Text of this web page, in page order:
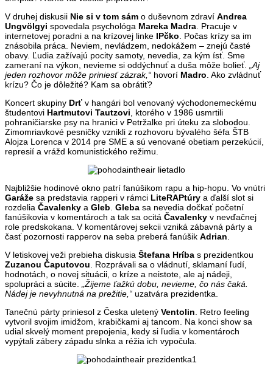
V druhej diskusii Nie si v tom sám o duševnom zdraví Andrea
Ungvölgyi spovedala psychológa Mareka Madra . Pracuje v
internetovej poradni a na krízovej linke IPčko . Počas krízy sa im
znásobila práca. Neviem, nevládzem, nedokážem – znejú časté
obavy. Ľudia zažívajú pocity samoty, nevedia, za kým ísť. Sme
zameraní na výkon, nevieme si oddýchnuť a duša môže bolieť.
„Aj
jeden rozhovor môže priniesť zázrak,“ hovorí Madro . Ako zvládnuť
krízu? Čo je dôležité? Kam sa obrátiť?
Koncert skupiny Drť v hangári bol venovaný východonemeckému
študentovi Hartmutovi Tautzovi , ktorého v 1986 usmrtili
pohraničiarske psy na hranici v Petržalke pri úteku za slobodou.
Zimomriavkové pesničky vznikli z rozhovoru bývalého šéfa ŠTB
Alojza Lorenca v 2014 pre SME a sú venované obetiam perzekúcií,
represií a vrážd komunistického režimu.
Najbližšie hodinové okno patrí fanúšikom rapu a hip-hopu. Vo vnútri
Garáže sa predstavia rapperi v rámci LiteRAPtúry a ďalší slot si
rozdelia Čavalenky a Gleb Gleba sa nevedia dočkať početní
fanúšikovia v komentároch a tak sa ocitá Čavalenky v nevďačnej
role predskokana. V komentárovej sekcii vzniká zábavná párty a
časť pozornosti rapperov na seba preberá fanúšik Adrian
V letiskovej veži prebieha diskusia Štefana Hríba s prezidentkou
Zuzanou Čaputovou . Rozprávali sa o vládnutí, sklamaní ľudí,
hodnotách, o novej situácii, o kríze a neistote, ale aj nádeji,
spolupráci a súcite.
„Žijeme ťažkú dobu, nevieme, čo nás čaká.
Nádej je nevyhnutná na prežitie,“ uzatvára prezidentka.
Tanečnú párty priniesol z Česka uletený Ventolin . Retro feeling
vytvoril svojim imidžom, krabičkami aj tancom. Na konci show sa
udial skvelý moment prepojenia, kedy si ľudia v komentároch
vypýtali zábery západu slnka a réžia ich vypočula.